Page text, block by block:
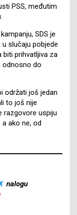
PSS, međutim
SDS je
slučaju pobjede
biti prihvatljiva za
odnosno do
održati još jedan
to još nije
razgovore uspiju
ako ne, od
nalogu